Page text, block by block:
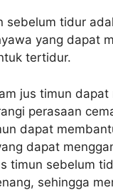
sebelum tidur
yang dapat
tertidur.
jus timun
perasaan
dapat
dapat
timun sebelum
sehingga